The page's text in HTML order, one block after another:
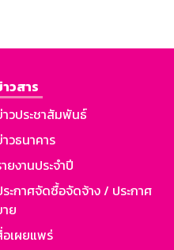
วสาร
วประชาสัมพันธ์
วธนาคาร
ยงานประจำปี
ะกาศจัดซื้อจัดจ้าง / ประกาศ
ย
เผยแพร่